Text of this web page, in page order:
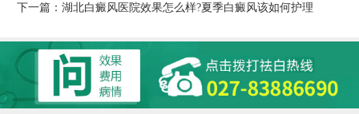
下一篇： 湖北白癜风医院效果怎么样?夏季白癜风该如何护理